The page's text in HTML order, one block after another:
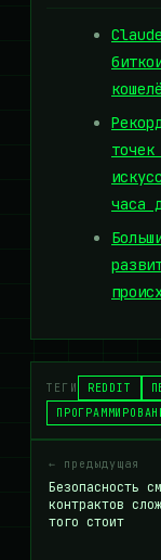
часа
ТЕГИ REDDIT
← предыдущая
Безопасность
контрактов
того стоит